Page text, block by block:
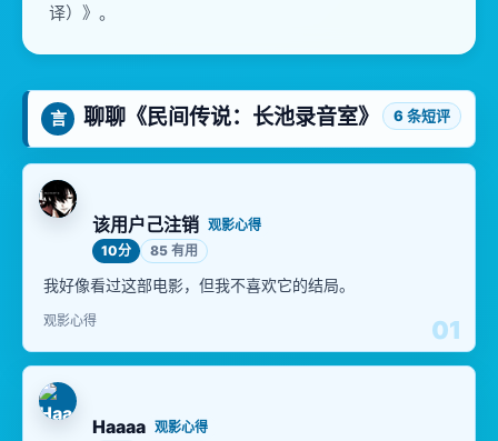
译）》。
言 聊聊《民间传说：长池录音室》 6 条短评
01
该用户己注销 观影心得
10分
85 有用
我好像看过这部电影，但我不喜欢它的结局。
观影心得
Haaaa 观影心得